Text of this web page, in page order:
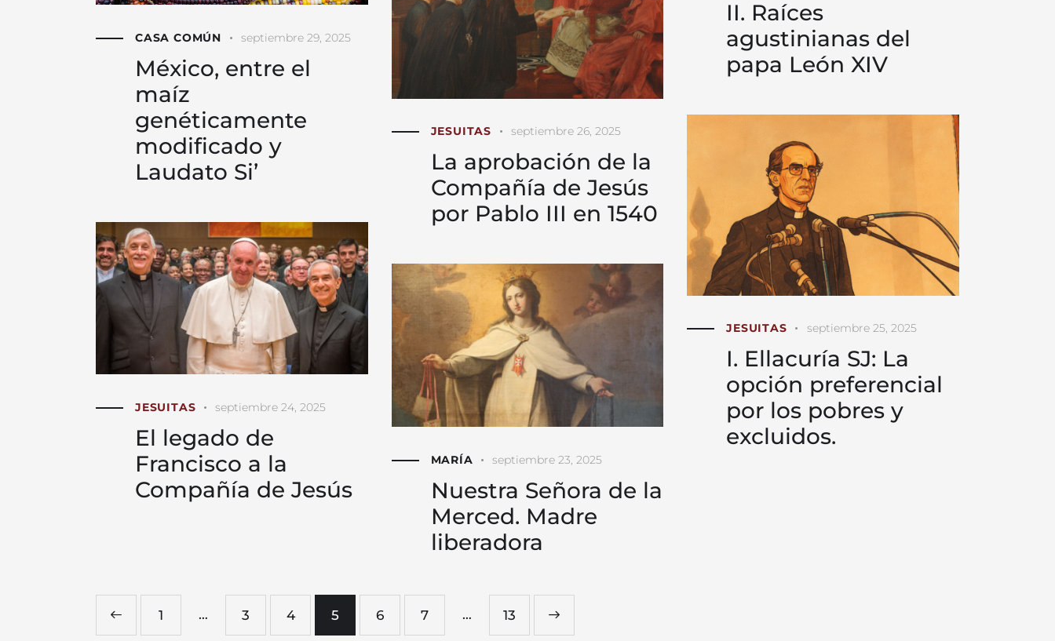
II. Raíces
agustinianas del
papa León XIV
CASA COMÚN septiembre 29, 2025
México, entre el
maíz
genéticamente
modificado y
Laudato Si’
JESUITAS septiembre 26, 2025
La aprobación de la
Compañía de Jesús
por Pablo III en 1540
JESUITAS septiembre 25, 2025
I. Ellacuría SJ: La
opción preferencial
por los pobres y
excluidos.
JESUITAS septiembre 24, 2025
El legado de
Francisco a la
Compañía de Jesús
MARÍA septiembre 23, 2025
Nuestra Señora de la
Merced. Madre
liberadora
1 … 3 4 5 6 7 … 13